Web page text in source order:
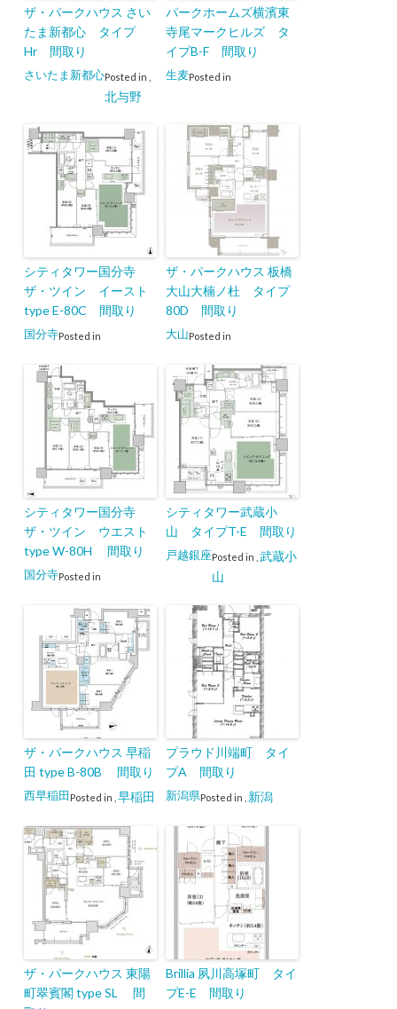
ザ・パークハウス さい
たま新都心 タイプ
Hr 間取り
Posted in
さいたま新都心
北与野
パークホームズ横濱東
寺尾マークヒルズ タ
イプB-F 間取り
Posted in
生麦
シティタワー国分寺
ザ・ツイン イースト
type E-80C 間取り
Posted in
国分寺
ザ・パークハウス 板橋
大山大楠ノ杜 タイプ
80D 間取り
Posted in
大山
シティタワー国分寺
ザ・ツイン ウエスト
type W-80H 間取り
Posted in
国分寺
シティタワー武蔵小
山 タイプT-E 間取り
Posted in
戸越銀座
武蔵小
山
ザ・パークハウス 早稲
田 type B-80B 間取り
Posted in
西早稲田 早稲田
プラウド川端町 タイ
プA 間取り
Posted in
新潟県 新潟
ザ・パークハウス 東陽
町翠賓閣 type SL 間
Brillia 夙川高塚町 タイ
プE-E 間取り